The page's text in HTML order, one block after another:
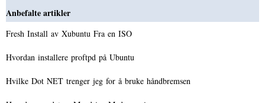
Anbefalte artikler
Fresh Install av Xubuntu Fra en ISO
Hvordan installere proftpd på Ubuntu
Hvilke Dot NET trenger jeg for å bruke håndbremsen